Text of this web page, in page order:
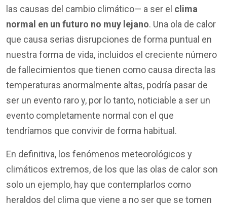
las causas del cambio climático— a ser el clima
normal en un futuro no muy lejano. Una ola de calor
que causa serias disrupciones de forma puntual en
nuestra forma de vida, incluidos el creciente número
de fallecimientos que tienen como causa directa las
temperaturas anormalmente altas, podría pasar de
ser un evento raro y, por lo tanto, noticiable a ser un
evento completamente normal con el que
tendríamos que convivir de forma habitual.
En definitiva, los fenómenos meteorológicos y
climáticos extremos, de los que las olas de calor son
solo un ejemplo, hay que contemplarlos como
heraldos del clima que viene a no ser que se tomen